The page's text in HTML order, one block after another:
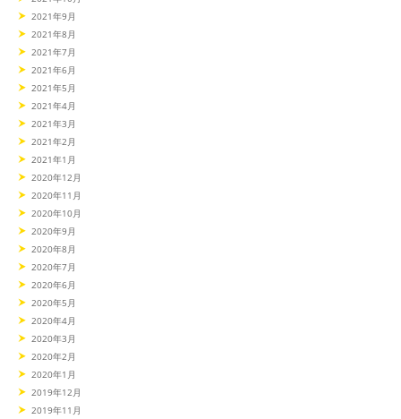
2021年9月
2021年8月
2021年7月
2021年6月
2021年5月
2021年4月
2021年3月
2021年2月
2021年1月
2020年12月
2020年11月
2020年10月
2020年9月
2020年8月
2020年7月
2020年6月
2020年5月
2020年4月
2020年3月
2020年2月
2020年1月
2019年12月
2019年11月